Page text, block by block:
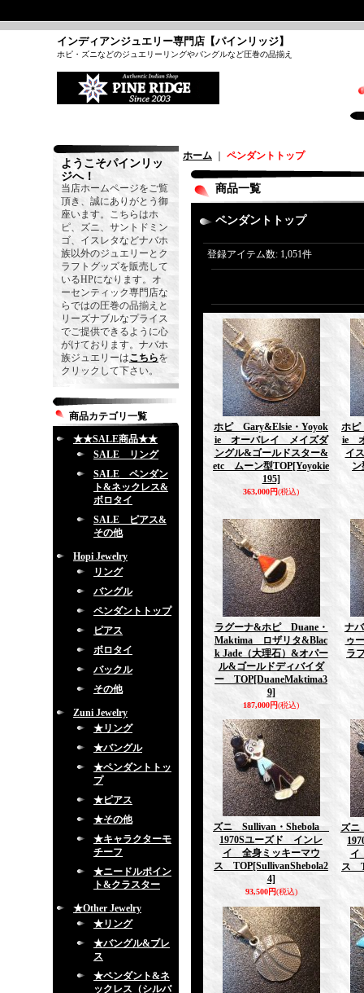
インディアンジュエリー専門店【パインリッジ】
ホピ・ズニなどのジュエリーリングやバングルなど圧巻の品揃え
ようこそパインリッ
ジへ！
当店ホームページをご覧
頂き、誠にありがとう御
座います。こちらはホ
ピ、ズニ、サントドミン
ゴ、イスレタなどナバホ
族以外のジュエリーとク
ラフトグッズを販売して
いるHPになります。オ
ーセンティック専門店な
らではの圧巻の品揃えと
リーズナブルなプライス
でご提供できるように心
がけております。ナバホ
族ジュエリーはこちらを
クリックして下さい。
商品カテゴリ一覧
★★SALE商品★★
SALE リング
SALE ペンダン
ト&ネックレス&
ボロタイ
SALE ピアス&
その他
Hopi Jewelry
リング
バングル
ペンダントトップ
ピアス
ボロタイ
バックル
その他
Zuni Jewelry
★リング
★バングル
★ペンダントトッ
プ
★ピアス
★その他
★キャラクターモ
チーフ
★ニードルポイン
ト&クラスター
★Other Jewelry
★リング
★バングル&ブレ
ス
★ペンダント&ネ
ックレス（シルバ
ホーム ペンダントトップ
商品一覧
ペンダントトップ
登録アイテム数: 1,051件
ホピ Gary&Elsie・Yoyok
ie オーバレイ メイズダ
ングル&ゴールドスター&
etc ムーン型TOP[Yoyokie
195]
363,000円(税込)
ホピ
ie
イ
ン
ラグーナ&ホピ Duane・
Maktima ロザリタ&Blac
k Jade（大理石）&オパー
ル&ゴールドディバイダ
ー TOP[DuaneMaktima3
9]
187,000円(税込)
ナ
ゥ
ラ
ズニ Sullivan・Shebola
1970Sユーズド インレ
イ 全身ミッキーマウ
ス TOP[SullivanShebola2
4]
93,500円(税込)
ズ
イ
ス